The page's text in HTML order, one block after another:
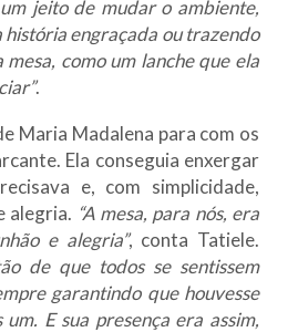
jeito de mudar o ambiente,
história engraçada ou trazendo
mesa, como um lanche que ela
.
Maria Madalena para com os
Ela conseguia enxergar
e, com simplicidade,
alegria. “A mesa, para nós, era
e alegria”, conta Tatiele.
de que todos se sentissem
garantindo que houvesse
E sua presença era assim,